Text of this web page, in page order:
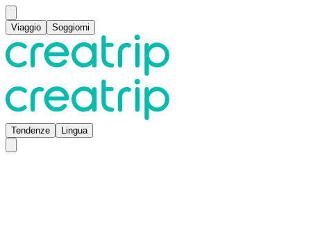
Viaggio Soggiorni
Tendenze Lingua